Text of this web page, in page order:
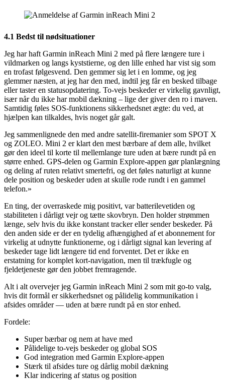
4.1 Bedst til nødsituationer
Jeg har haft Garmin inReach Mini 2 med på flere længere ture i
vildmarken og langs kyststierne, og den lille enhed har vist sig som
en trofast følgesvend. Den gemmer sig let i en lomme, og jeg
glemmer næsten, at jeg har den med, indtil jeg får en besked tilbage
eller taster en statusopdatering. To-vejs beskeder er virkelig gavnligt,
især når du ikke har mobil dækning – lige der giver den ro i maven.
Samtidig føles SOS-funktionens sikkerhedsnet ægte: du ved, at
hjælpen kan tilkaldes, hvis noget går galt.
Jeg sammenlignede den med andre satellit-firemanier som SPOT X
og ZOLEO. Mini 2 er klart den mest bærbare af dem alle, hvilket
gør den ideel til korte til mellemlange ture uden at bære rundt på en
større enhed. GPS-delen og Garmin Explore-appen gør planlægning
og deling af ruten relativt smertefri, og det føles naturligt at kunne
dele position og beskeder uden at skulle rode rundt i en gammel
telefon.»
En ting, der overraskede mig positivt, var batterilevetiden og
stabiliteten i dårligt vejr og tætte skovbryn. Den holder strømmen
længe, selv hvis du ikke konstant tracker eller sender beskeder. På
den anden side er der en tydelig afhængighed af et abonnement for
virkelig at udnytte funktionerne, og i dårligt signal kan levering af
beskeder tage lidt længere tid end forventet. Det er ikke en
erstatning for komplet kort-navigation, men til trækfugle og
fjeldetjeneste gør den jobbet fremragende.
Alt i alt overvejer jeg Garmin inReach Mini 2 som mit go-to valg,
hvis dit formål er sikkerhedsnet og pålidelig kommunikation i
afsides områder — uden at bære rundt på en stor enhed.
Fordele:
Super bærbar og nem at have med
Pålidelige to-vejs beskeder og global SOS
God integration med Garmin Explore-appen
Stærk til afsides ture og dårlig mobil dækning
Klar indicering af status og position